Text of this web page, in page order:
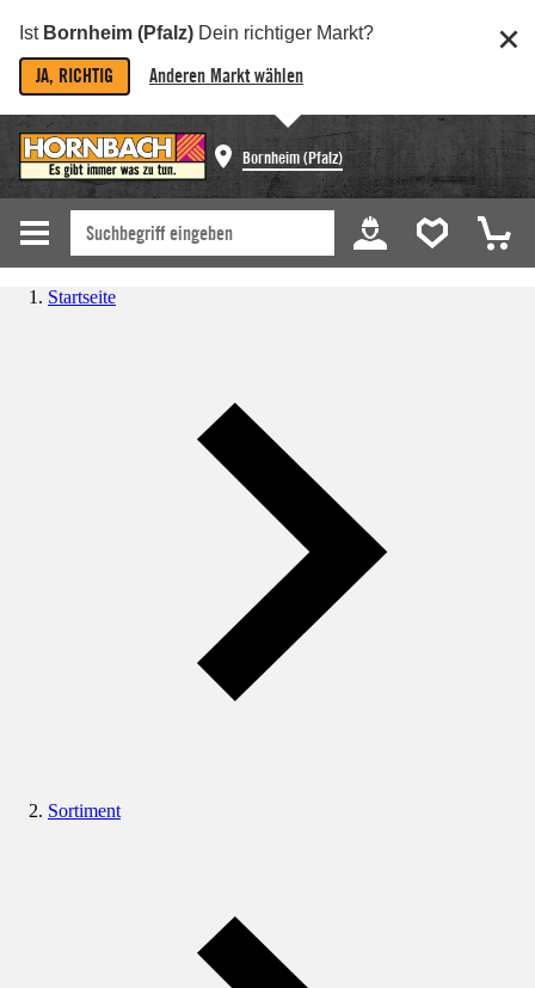
Ist Bornheim (Pfalz) Dein richtiger Markt?
JA, RICHTIG Anderen Markt wählen
Bornheim (Pfalz)
Startseite
Sortiment